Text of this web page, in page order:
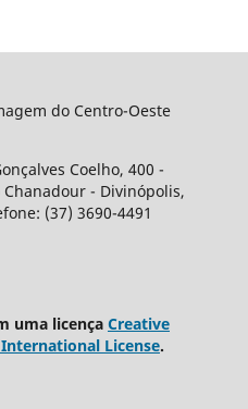
do Centro-Oeste
Coelho, 400 -
Chanadour - Divinópolis,
(37) 3690-4491
uma licença Creative
License.